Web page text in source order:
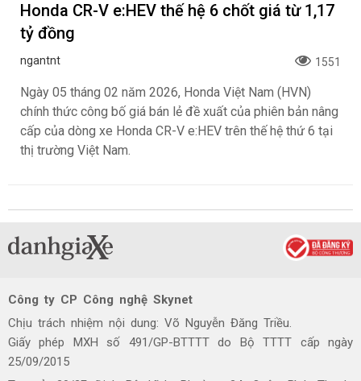
Honda CR-V e:HEV thế hệ 6 chốt giá từ 1,17
tỷ đồng
ngantnt 1551
Ngày 05 tháng 02 năm 2026, Honda Việt Nam (HVN)
chính thức công bố giá bán lẻ đề xuất của phiên bản nâng
cấp của dòng xe Honda CR-V e:HEV trên thế hệ thứ 6 tại
thị trường Việt Nam.
Công ty CP Công nghệ Skynet
Chịu trách nhiệm nội dung: Võ Nguyễn Đăng Triều.
Giấy phép MXH số 491/GP-BTTTT do Bộ TTTT cấp ngày
25/09/2015